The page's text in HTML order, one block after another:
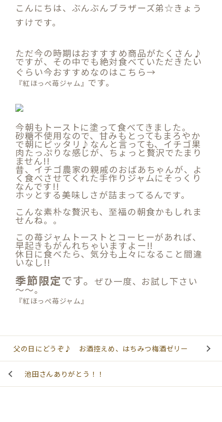
こんにちは、ぶんぶんブラザーズ弟☆きょう
すけです。
ただ今の時期はおすすすめ商品がたくさん♪
ですが、その中でも絶対食べていただきたい
ぐらい今おすすめなのはこちら→
『紅ほっぺ苺ジャム』 です。
今朝もトーストに塗って食べてきました。
砂糖不使用なので、甘みもとってもまろやか
で朝にピッタリ♪なんと言っても、イチゴ果
肉たっぷりな感じが、ちょっと贅沢でたまり
ません!!
昔、イチゴ農家の親戚のおばあちゃんが、よ
く食べさせてくれた手作りジャムにそっくり
なんです!!
ホッとする美味しさが詰まってるんです。
こんな素朴な贅沢も、至福の朝食かもしれま
せんね。。
この苺ジャムトーストとコーヒーがあれば、
早起きもがんれちゃいますよー!!
休日に食べたら、気分も上々になること間違
いなし!!
季節限定です。ぜひ一度、お試し下さい
～～。
『紅ほっぺ苺ジャム』
父の日にどうぞ♪ お酒控えめ、はちみつ梅酒ゼリー
池田さんありがとう！！